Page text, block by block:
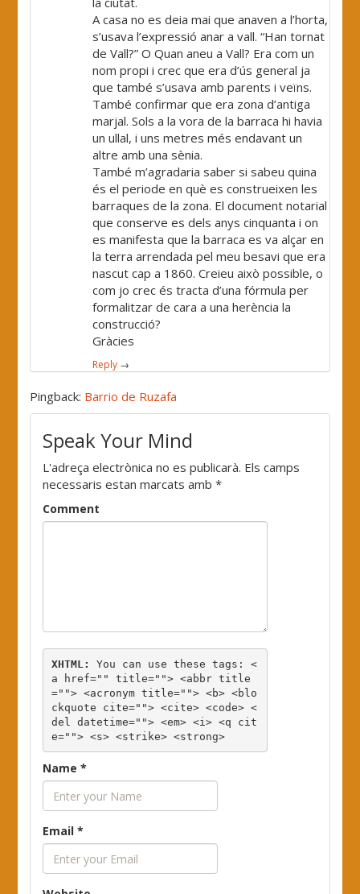
A casa no es deia mai que anaven a l’horta,
s’usava l’expressió anar a vall. “Han tornat
de Vall?” O Quan aneu a Vall? Era com un
nom propi i crec que era d’ús general ja
que també s’usava amb parents i veïns.
També confirmar que era zona d’antiga
marjal. Sols a la vora de la barraca hi havia
un ullal, i uns metres més endavant un
altre amb una sènia.
També m’agradaria saber si sabeu quina
és el periode en què es construeixen les
barraques de la zona. El document notarial
que conserve es dels anys cinquanta i on
es manifesta que la barraca es va alçar en
la terra arrendada pel meu besavi que era
nascut cap a 1860. Creieu això possible, o
com jo crec és tracta d’una fórmula per
formalitzar de cara a una herència la
construcció?
Gràcies
Reply →
Pingback: Barrio de Ruzafa
Speak Your Mind
L'adreça electrònica no es publicarà. Els camps
necessaris estan marcats amb*
Comment
XHTML: You can use these tags: <
a href="" title=""> <abbr title
=""> <acronym title=""> <b> <blo
ckquote cite=""> <cite> <code> <
del datetime=""> <em> <i> <q cit
e=""> <s> <strike> <strong>
Name*
Email*